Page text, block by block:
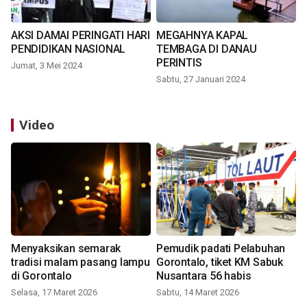
AKSI DAMAI PERINGATI HARI
PENDIDIKAN NASIONAL
Jumat, 3 Mei 2024
MEGAHNYA KAPAL
TEMBAGA DI DANAU
PERINTIS
Sabtu, 27 Januari 2024
Video
Menyaksikan semarak
tradisi malam pasang lampu
di Gorontalo
Selasa, 17 Maret 2026
Pemudik padati Pelabuhan
Gorontalo, tiket KM Sabuk
Nusantara 56 habis
Sabtu, 14 Maret 2026